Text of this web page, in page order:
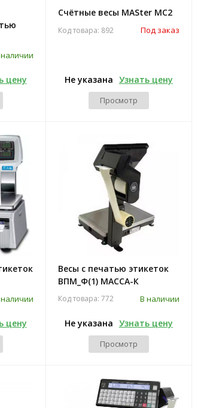
цену
Счётные весы MASter MC2
Код товара: 892 Под заказ
Не указана Узнать цену
Просмотр
цену
Весы с печатью этикеток
ВПМ_Ф(1) МАССА-К
Код товара: 772 В наличии
Не указана Узнать цену
Просмотр